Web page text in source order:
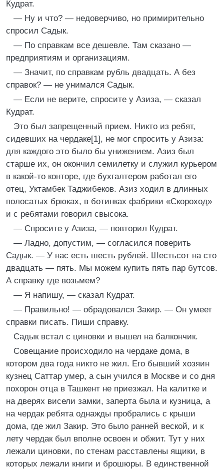
Кудрат.
— Ну и что? — недоверчиво, но примирительно
спросил Садык.
— По справкам все дешевле. Там сказано —
предприятиям и организациям.
— Значит, по справкам рубль двадцать. А без
справок? — не унимался Садык.
— Если не верите, спросите у Азиза, — сказал
Кудрат.
Это был запрещенный прием. Никто из ребят,
сидевших на чердаке[1], не мог спросить у Азиза:
для каждого это было бы унижением. Азиз был
старше их, он окончил семилетку и служил курьером
в какой-то конторе, где бухгалтером работал его
отец, Уктамбек Таджибеков. Азиз ходил в длинных
полосатых брюках, в ботинках фабрики «Скороход»
и с ребятами говорил свысока.
— Спросите у Азиза, — повторил Кудрат.
— Ладно, допустим, — согласился поверить
Садык. — У нас есть шесть рублей. Шестьсот на сто
двадцать — пять. Мы можем купить пять пар бутсов.
А справку где возьмем?
— Я напишу, — сказал Кудрат.
— Правильно! — обрадовался Закир. — Он умеет
справки писать. Пиши справку.
Садык встал с циновки и вышел на балкончик.
Совещание происходило на чердаке дома, в
котором два года никто не жил. Его бывший хозяин
кузнец Саттар умер, а сын учился в Москве и со дня
похорон отца в Ташкент не приезжал. На калитке и
на дверях висели замки, заперта была и кузница, а
на чердак ребята однажды пробрались с крыши
дома, где жил Закир. Это было ранней веской, и к
лету чердак был вполне освоен и обжит. Тут у них
лежали циновки, по стенам расставлены ящики, в
которых лежали книги и брошюры. В единственной